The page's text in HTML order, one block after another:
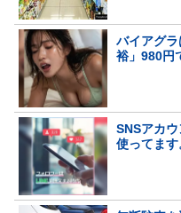
バイアグ
裕」980円
SNSアカ
使ってます